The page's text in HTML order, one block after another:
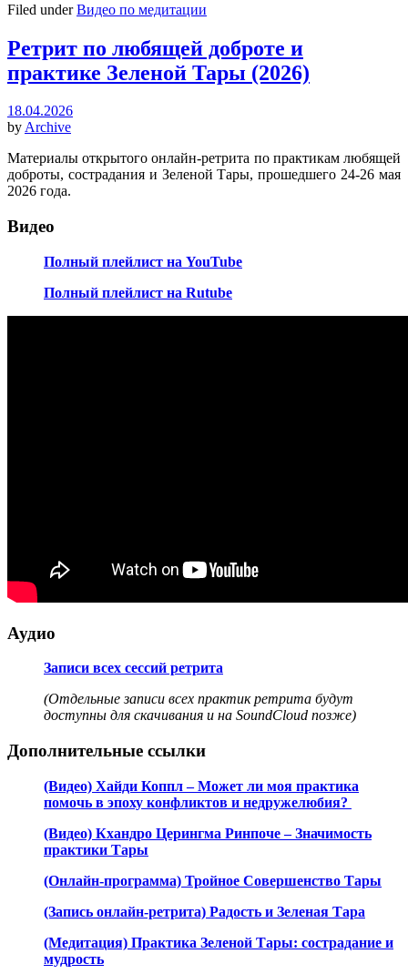
Filed underВидео по медитации
Ретрит по любящей доброте и
практике Зеленой Тары (2026)
18.04.2026
byArchive
Материалы открытого онлайн-ретрита по практикам любящей
доброты, сострадания и Зеленой Тары, прошедшего 24-26 мая
2026 года.
Видео
Полный плейлист на YouTube
Полный плейлист на Rutube
Аудио
Записи всех сессий ретрита
(Отдельные записи всех практик ретрита будут
доступны для скачивания и на SoundCloud позже)
Дополнительные ссылки
(Видео) Хайди Коппл – Может ли моя практика
помочь в эпоху конфликтов и недружелюбия?
(Видео) Кхандро Церингма Ринпоче – Значимость
практики Тары
(Онлайн-программа) Тройное Совершенство Тары
(Запись онлайн-ретрита) Радость и Зеленая Тара
(Медитация) Практика Зеленой Тары: сострадание и
мудрость